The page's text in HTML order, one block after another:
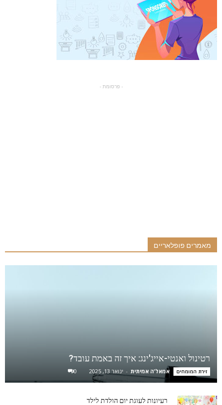
- פרסומת -
מאמרים פופלאריים
רטינול ואנטי-אייג'ינג: איך זה באמת עובד?
זירת המומחים אמאל'ה אמיתית - ינואר 13, 2025 0
רעיונות לעוגת יום הולדת לילד